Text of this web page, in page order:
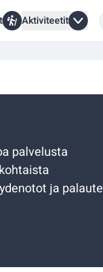
Aktiviteetit
palvelusta
ja palaute